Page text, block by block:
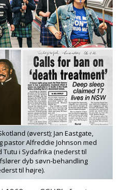
(øverst); Jan Eastgate,
pastor Alfreddie Johnson med
Tutu i Sydafrika (nederst til
dyb søvn-behandling
til højre).